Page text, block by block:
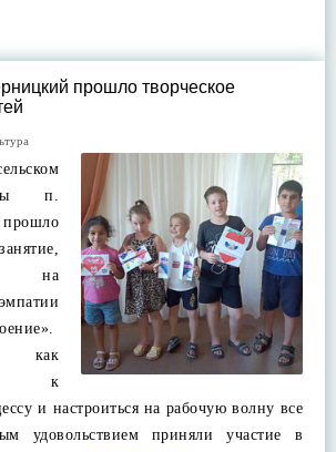
прошло творческое
п.
на
как
к
и настроиться на рабочую волну все
удовольствием приняли участие в